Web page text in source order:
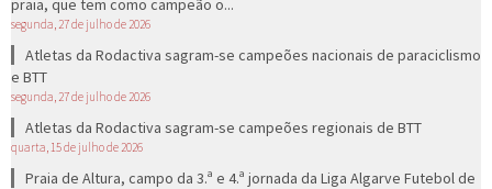
praia, que tem como campeão o...
segunda, 27 de julho de 2026
Atletas da Rodactiva sagram-se campeões nacionais de paraciclismo
e BTT
segunda, 27 de julho de 2026
Atletas da Rodactiva sagram-se campeões regionais de BTT
quarta, 15 de julho de 2026
Praia de Altura, campo da 3.ª e 4.ª jornada da Liga Algarve Futebol de